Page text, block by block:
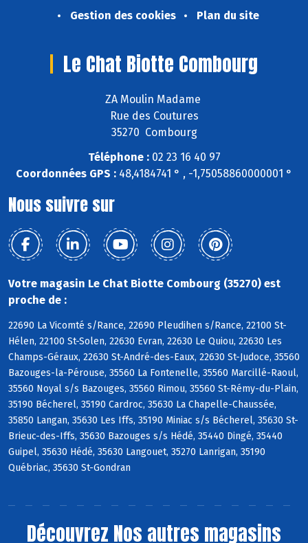
Gestion des cookies
Plan du site
Le Chat Biotte Combourg
ZA Moulin Madame
Rue des Coutures
35270 Combourg
Téléphone :02 23 16 40 97
Coordonnées GPS : 48,4184741 ° , -1,75058860000001 °
Nous suivre sur
Votre magasin Le Chat Biotte Combourg (35270) est
proche de :
22690 La Vicomté s/Rance, 22690 Pleudihen s/Rance, 22100 St-
Hélen, 22100 St-Solen, 22630 Evran, 22630 Le Quiou, 22630 Les
Champs-Géraux, 22630 St-André-des-Eaux, 22630 St-Judoce, 35560
Bazouges-la-Pérouse, 35560 La Fontenelle, 35560 Marcillé-Raoul,
35560 Noyal s/s Bazouges, 35560 Rimou, 35560 St-Rémy-du-Plain,
35190 Bécherel, 35190 Cardroc, 35630 La Chapelle-Chaussée,
35850 Langan, 35630 Les Iffs, 35190 Miniac s/s Bécherel, 35630 St-
Brieuc-des-Iffs, 35630 Bazouges s/s Hédé, 35440 Dingé, 35440
Guipel, 35630 Hédé, 35630 Langouet, 35270 Lanrigan, 35190
Québriac, 35630 St-Gondran
Découvrez Nos autres magasins